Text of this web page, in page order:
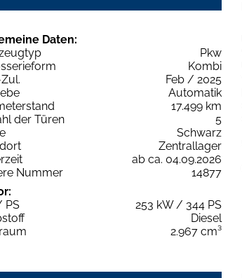
Daten:
Pkw
Kombi
Feb / 2025
Automatik
17.499 km
der Türen
5
Schwarz
Zentrallager
ab ca. 04.09.2026
Nummer
14877
PS
253 kW / 344 PS
Diesel
2.967 cm³